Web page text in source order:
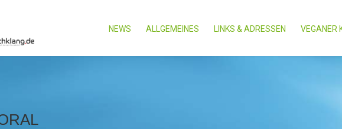
NEWS ALLGEMEINES LINKS & ADRESSEN VEGANER